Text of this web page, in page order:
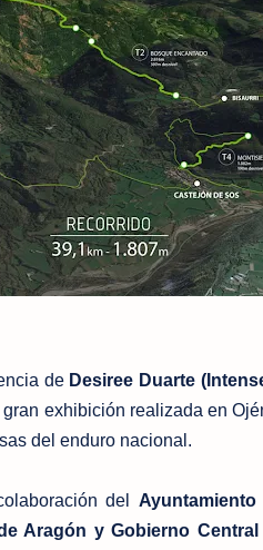
de Desiree Duarte
exhibición realizada en
del enduro nacional.
del
Aragón y Gobierno Central